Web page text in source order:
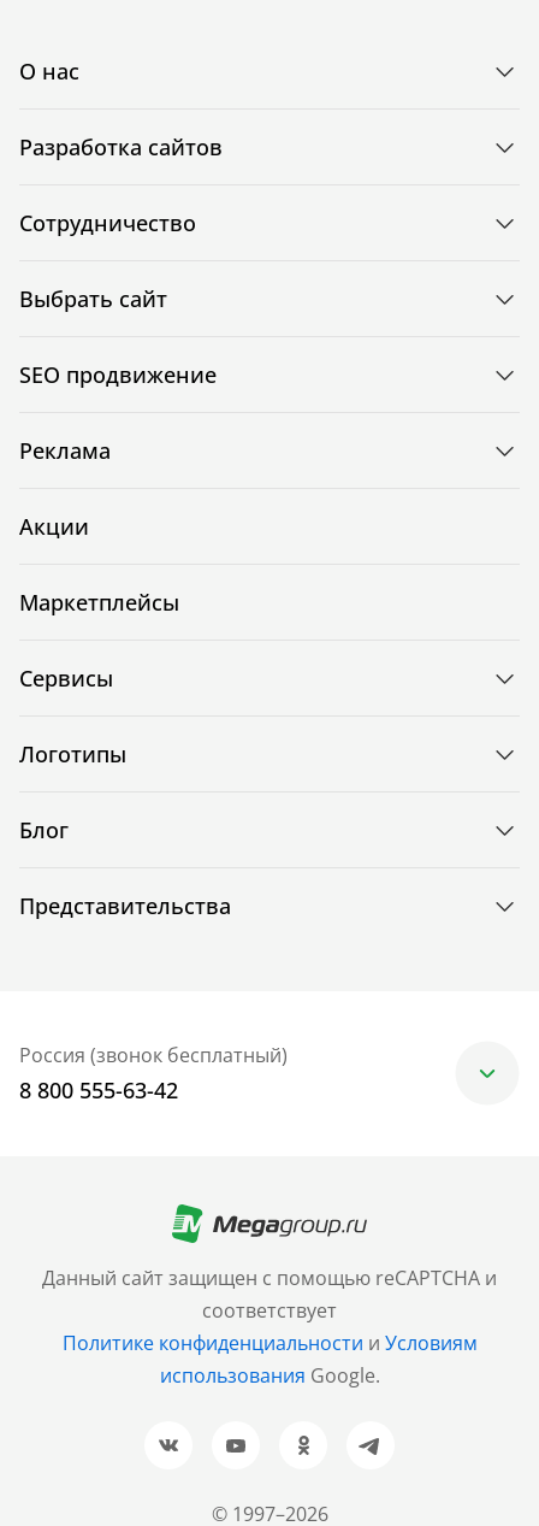
© 1997–2026
Данный сайт защищен с помощью reCAPTCHA и
соответствует
Политике конфиденциальности и Условиям
использования Google.
О нас
Разработка сайтов
Сотрудничество
Выбрать сайт
SEO продвижение
Реклама
Акции
Маркетплейсы
Сервисы
Логотипы
Блог
Представительства
Россия (звонок бесплатный)
8 800 555-63-42
+7 (499) 705-30-10
Санкт-Петербург
+7 (812) 600-77-33
Барнаул
+7 (961) 999-93-93
Новосибирск